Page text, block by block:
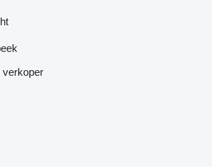
verkoper